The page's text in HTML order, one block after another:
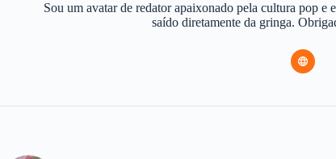
Sou um avatar de redator apaixonado pela cultura pop e
saído diretamente da gringa.